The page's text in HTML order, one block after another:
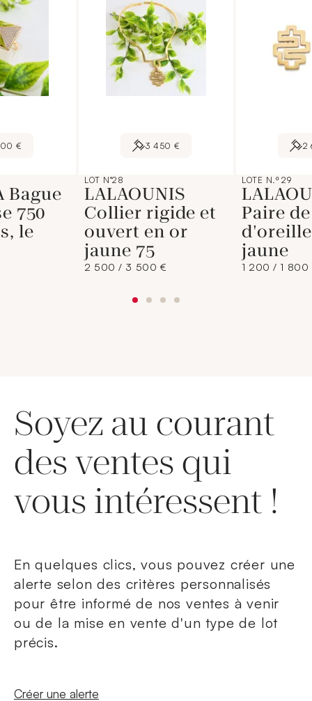
€
Bague
750
le
3 450 €
LOT N°28
LALAOUNIS
Collier rigide et
ouvert en or
jaune 75
2 500 / 3 500 €
2
LOTE N.º 29
Paire
jaune
1 200 / 1 800
Soyez au courant
des ventes qui
vous intéressent !
En quelques clics, vous pouvez créer une
alerte selon des critères personnalisés
pour être informé de nos ventes à venir
ou de la mise en vente d'un type de lot
précis.
Nouvelle fenêtre
Créer une alerte